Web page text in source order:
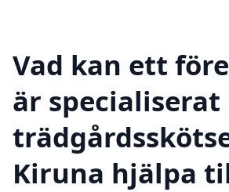
Vad kan ett
är specialiserat
Kiruna hjälpa